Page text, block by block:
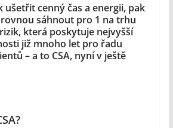
ušetřit cenný čas a energii, pak
sáhnout pro 1 na trhu
která poskytuje nejvyšší
již mnoho let pro řadu
– a to CSA, nyní v ještě